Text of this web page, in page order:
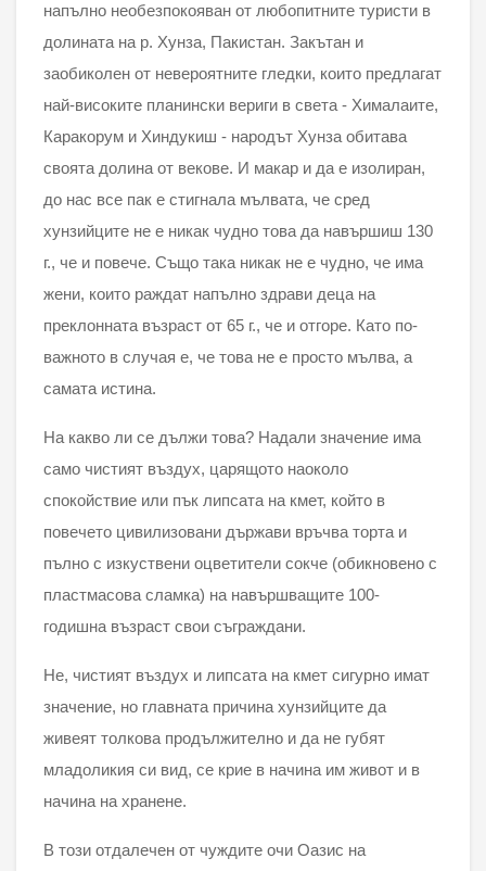
напълно необезпокояван от любопитните туристи в
долината на р. Хунза, Пакистан. Закътан и
заобиколен от невероятните гледки, които предлагат
най-високите планински вериги в света - Хималаите,
Каракорум и Хиндукиш - народът Хунза обитава
своята долина от векове. И макар и да е изолиран,
до нас все пак е стигнала мълвата, че сред
хунзийците не е никак чудно това да навършиш 130
г., че и повече. Също така никак не е чудно, че има
жени, които раждат напълно здрави деца на
преклонната възраст от 65 г., че и отгоре. Като по-
важното в случая е, че това не е просто мълва, а
самата истина.
На какво ли се дължи това? Надали значение има
само чистият въздух, царящото наоколо
спокойствие или пък липсата на кмет, който в
повечето цивилизовани държави връчва торта и
пълно с изкуствени оцветители сокче (обикновено с
пластмасова сламка) на навършващите 100-
годишна възраст свои съграждани.
Не, чистият въздух и липсата на кмет сигурно имат
значение, но главната причина хунзийците да
живеят толкова продължително и да не губят
младоликия си вид, се крие в начина им живот и в
начина на хранене.
В този отдалечен от чуждите очи Оазис на